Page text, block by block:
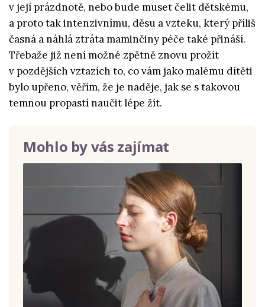
v její prázdnotě, nebo bude muset čelit dětskému,
a proto tak intenzivnímu, děsu a vzteku, který příliš
časná a náhlá ztráta maminčiny péče také přináší.
Třebaže již není možné zpětně znovu prožít
v pozdějších vztazích to, co vám jako malému dítěti
bylo upřeno, věřím, že je naděje, jak se s takovou
temnou propastí naučit lépe žít.
Mohlo by vás zajímat